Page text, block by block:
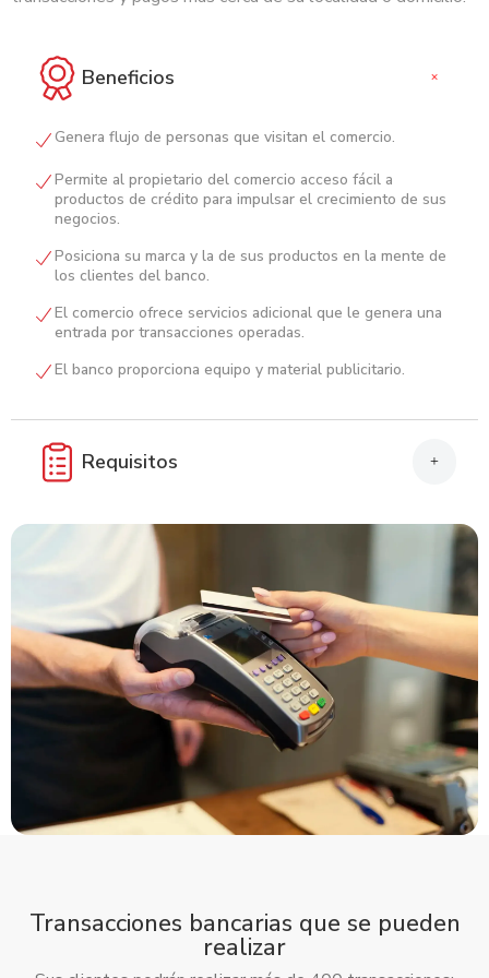
Beneficios +
Genera flujo de personas que visitan el comercio.
Permite al propietario del comercio acceso fácil a
productos de crédito para impulsar el crecimiento de sus
negocios.
Posiciona su marca y la de sus productos en la mente de
los clientes del banco.
El comercio ofrece servicios adicional que le genera una
entrada por transacciones operadas.
El banco proporciona equipo y material publicitario.
Requisitos +
Estar legalmente constituido(Comerciante Individual o
operando como comercio.
Permiso de operación vigentes.
Estados Financieros.
Transacciones bancarias que se pueden
realizar